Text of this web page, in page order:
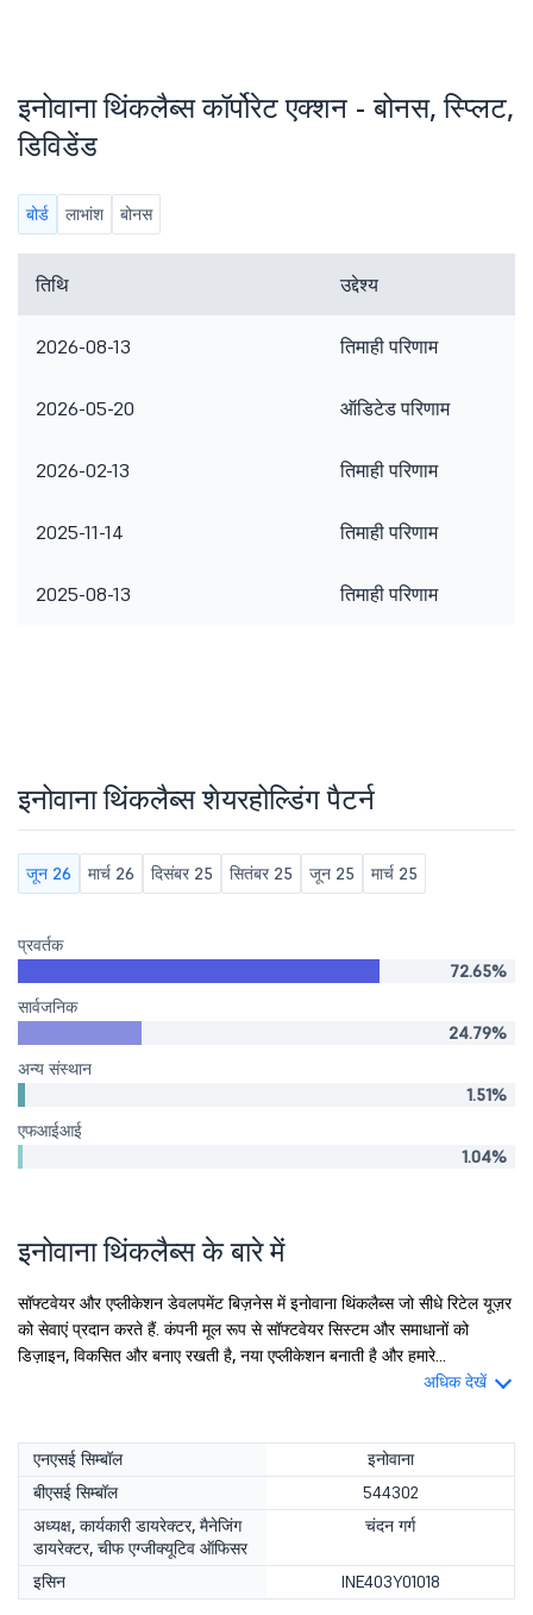
इनोवाना थिंकलैब्स कॉर्पोरेट एक्शन - बोनस, स्प्लिट,
डिविडेंड
बोर्ड लाभांश बोनस
तिथि उद्देश्य
2026-08-13 तिमाही परिणाम
2026-05-20 ऑडिटेड परिणाम
2026-02-13 तिमाही परिणाम
2025-11-14 तिमाही परिणाम
2025-08-13 तिमाही परिणाम
इनोवाना थिंकलैब्स शेयरहोल्डिंग पैटर्न
जून 26 मार्च 26 दिसंबर 25 सितंबर 25 जून 25 मार्च 25
प्रवर्तक
72.65%
सार्वजनिक
24.79%
अन्य संस्थान
1.51%
एफआईआई
1.04%
इनोवाना थिंकलैब्स के बारे में
सॉफ्टवेयर और एप्लीकेशन डेवलपमेंट बिज़नेस में इनोवाना थिंकलैब्स जो सीधे रिटेल यूज़र
को सेवाएं प्रदान करते हैं. कंपनी मूल रूप से सॉफ्टवेयर सिस्टम और समाधानों को
डिज़ाइन, विकसित और बनाए रखती है, नया एप्लीकेशन बनाती है और हमारे...
अधिक देखें
एनएसई सिम्बॉल
इनोवाना
बीएसई सिम्बॉल
544302
अध्यक्ष, कार्यकारी डायरेक्टर, मैनेजिंग
डायरेक्टर, चीफ एग्जीक्यूटिव ऑफिसर
चंदन गर्ग
इसिन INE403Y01018